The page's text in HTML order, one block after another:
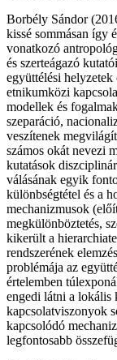
Borbély Sándor
kissé sommásan így
vonatkozó
és szerteágazó
együttélési helyzetek
etnikumközi
modellek és
szeparáció,
veszítenek
számos okát nevezi
kutatások
válásának egyik
különbségtétel és a
mechanizmusok
megkülönböztetés,
kikerült a
rendszerének
problémája az
értelemben
engedi látni a lokális
kapcsolatviszonyok
kapcsolódó
legfontosabb